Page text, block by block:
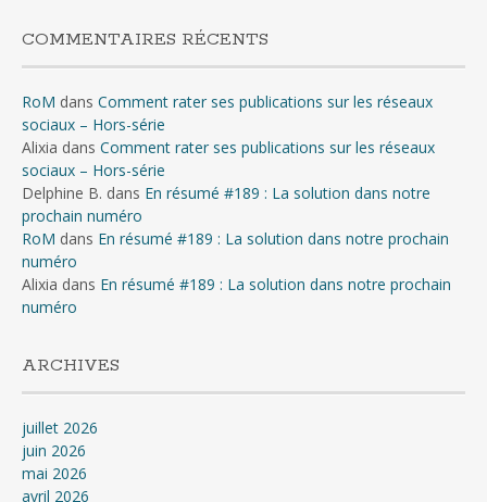
COMMENTAIRES RÉCENTS
RoM dans Comment rater ses publications sur les réseaux
sociaux – Hors-série
Alixia dans Comment rater ses publications sur les réseaux
sociaux – Hors-série
Delphine B. dans En résumé #189 : La solution dans notre
prochain numéro
RoM dans En résumé #189 : La solution dans notre prochain
numéro
Alixia dans En résumé #189 : La solution dans notre prochain
numéro
ARCHIVES
juillet 2026
juin 2026
mai 2026
avril 2026